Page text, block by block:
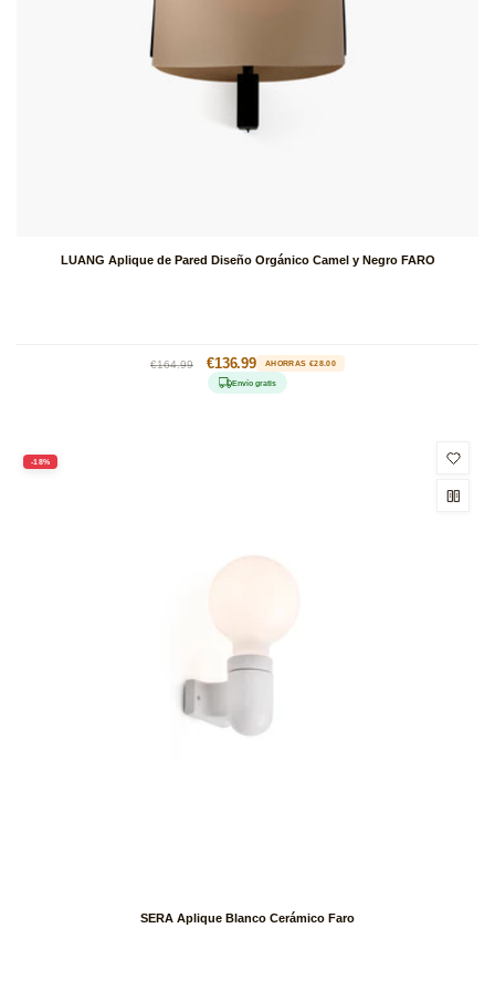
LUANG Aplique de Pared Diseño Orgánico Camel y Negro FARO
Precio
€164.99
Precio
de
oferta
€136.99 AHORRAS €28.00
Envío gratis
-18%
SERA Aplique Blanco Cerámico Faro